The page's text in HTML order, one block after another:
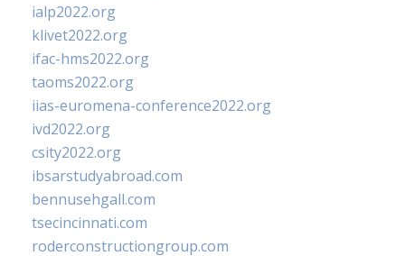
ialp2022.org
klivet2022.org
ifac-hms2022.org
taoms2022.org
iias-euromena-conference2022.org
ivd2022.org
csity2022.org
ibsarstudyabroad.com
bennusehgall.com
tsecincinnati.com
roderconstructiongroup.com